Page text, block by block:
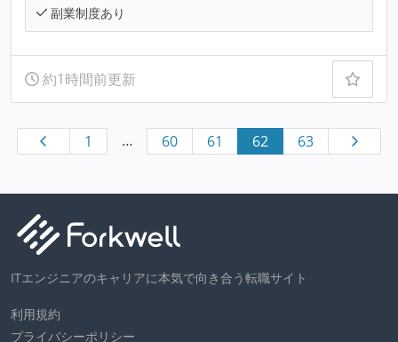
副業制度あり
約1時間前更新
1 … 60 61 62 63
ITエンジニアのキャリアに本気で向き合う転職サイト
利用規約
プライバシーポリシー